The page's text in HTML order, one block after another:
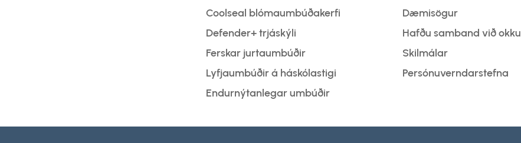
Coolseal blómaumbúðakerfi
Defender+ trjáskýli
Ferskar jurtaumbúðir
Lyfjaumbúðir á háskólastigi
Endurnýtanlegar umbúðir
Dæmisögur
Hafðu samband við
Skilmálar
Persónuverndarstefna